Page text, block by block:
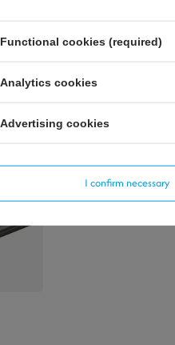
Functional cookies (required)
Analytics cookies
Advertising cookies
I confirm necessary